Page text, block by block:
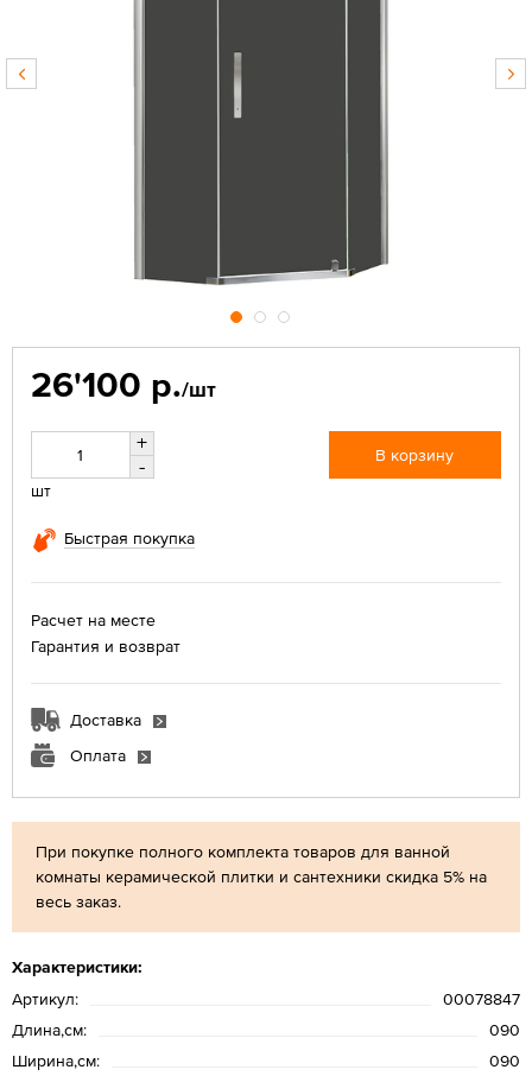
При покупке полного комплекта товаров для ванной
комнаты керамической плитки и сантехники скидка 5% на
весь заказ.
Характеристики:
Артикул:
00078847
Длина,см:
090
Ширина,см:
090
26'100 р./шт
+
-
шт
В корзину
Быстрая покупка
Расчет на месте
Гарантия и возврат
Доставка
Оплата